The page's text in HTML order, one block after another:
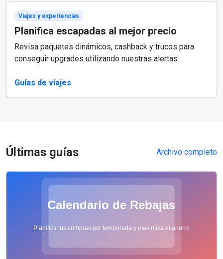
Viajes y experiencias
Planifica escapadas al mejor precio
Revisa paquetes dinámicos, cashback y trucos para
conseguir upgrades utilizando nuestras alertas.
Guías de viajes
Últimas guías Archivo completo